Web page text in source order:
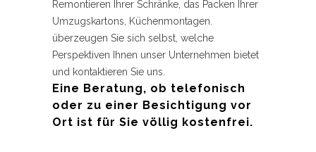
Remontieren Ihrer Schränke, das Packen Ihrer
Umzugskartons, Küchenmontagen.
überzeugen Sie sich selbst, welche
Perspektiven Ihnen unser Unternehmen bietet
und kontaktieren Sie uns.
Eine Beratung, ob telefonisch
oder zu einer Besichtigung vor
Ort ist für Sie völlig kostenfrei.